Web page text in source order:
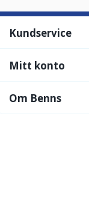
Kundservice
Mitt konto
Om Benns